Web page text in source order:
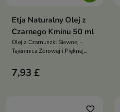
Etja Naturalny Olej z
Czarnego Kminu 50 ml
Olej z Czarnuszki Siewnej -
Tajemnica Zdrowej i Pięknej
7,93 £
favorite_border